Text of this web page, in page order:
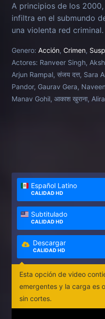
A principios de los
infiltra en el submundo
una violenta red criminal.
Genero: Acción, Crimen,
Actores: Ranveer Singh,
Arjun Rampal, संजय दत्त, Sara
Pandor, Gaurav Gera,
Manav Gohil, आकाश खुराना,
Español Latino
CALIDAD HD
Subtitulado
CALIDAD HD
Descargar
CALIDAD HD
Esta opción de video
emergentes y la carga es
sin cortes.